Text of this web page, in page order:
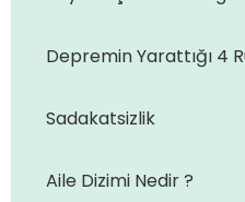
Depremin Yarattığı 4
Sadakatsizlik
Aile Dizimi Nedir ?